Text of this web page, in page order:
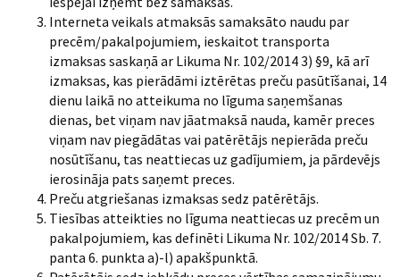
Interneta veikals atmaksās samaksāto naudu par
precēm/pakalpojumiem, ieskaitot transporta
izmaksas saskaņā ar Likuma Nr. 102/2014 3) §9, kā arī
izmaksas, kas pierādāmi iztērētas preču pasūtīšanai, 14
dienu laikā no atteikuma no līguma saņemšanas
dienas, bet viņam nav jāatmaksā nauda, kamēr preces
viņam nav piegādātas vai patērētājs nepierāda preču
nosūtīšanu, tas neattiecas uz gadījumiem, ja pārdevējs
ierosināja pats saņemt preces.
Preču atgriešanas izmaksas sedz patērētājs.
Tiesības atteikties no līguma neattiecas uz precēm un
pakalpojumiem, kas definēti Likuma Nr. 102/2014 Sb. 7.
panta 6. punkta a)-l) apakšpunktā.